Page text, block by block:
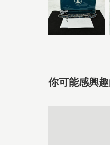
你可能感興